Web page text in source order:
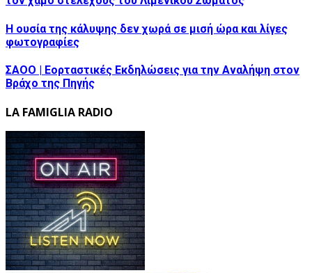
Η ουσία της κάλυψης δεν χωρά σε μισή ώρα και λίγες
φωτογραφίες
ΣΑΟΟ | Εορταστικές Εκδηλώσεις για την Αναλήψη στον
Βράχο της Πηγής
LA FAMIGLIA RADIO